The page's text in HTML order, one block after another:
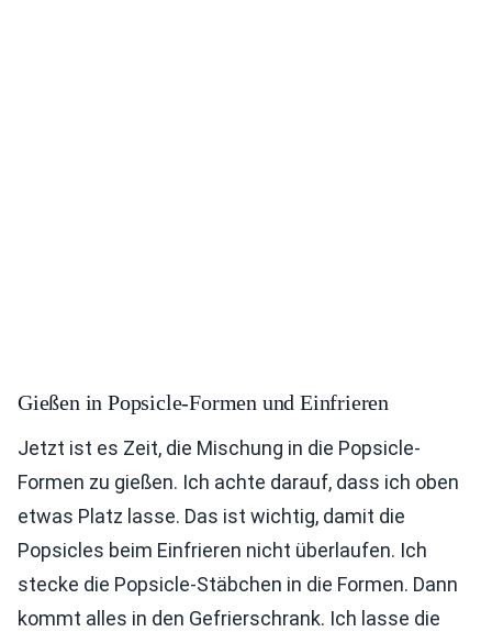
Gießen in Popsicle-Formen und Einfrieren
Jetzt ist es Zeit, die Mischung in die Popsicle-
Formen zu gießen. Ich achte darauf, dass ich oben
etwas Platz lasse. Das ist wichtig, damit die
Popsicles beim Einfrieren nicht überlaufen. Ich
stecke die Popsicle-Stäbchen in die Formen. Dann
kommt alles in den Gefrierschrank. Ich lasse die